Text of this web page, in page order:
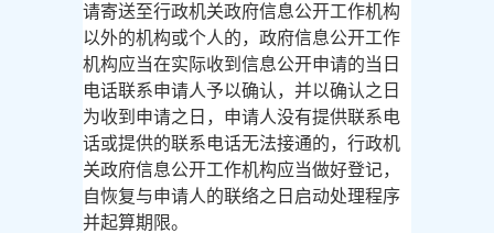
请寄送至行政机关政府信息公开工作机构
以外的机构或个人的，政府信息公开工作
机构应当在实际收到信息公开申请的当日
电话联系申请人予以确认，并以确认之日
为收到申请之日，申请人没有提供联系电
话或提供的联系电话无法接通的，行政机
关政府信息公开工作机构应当做好登记，
自恢复与申请人的联络之日启动处理程序
并起算期限。